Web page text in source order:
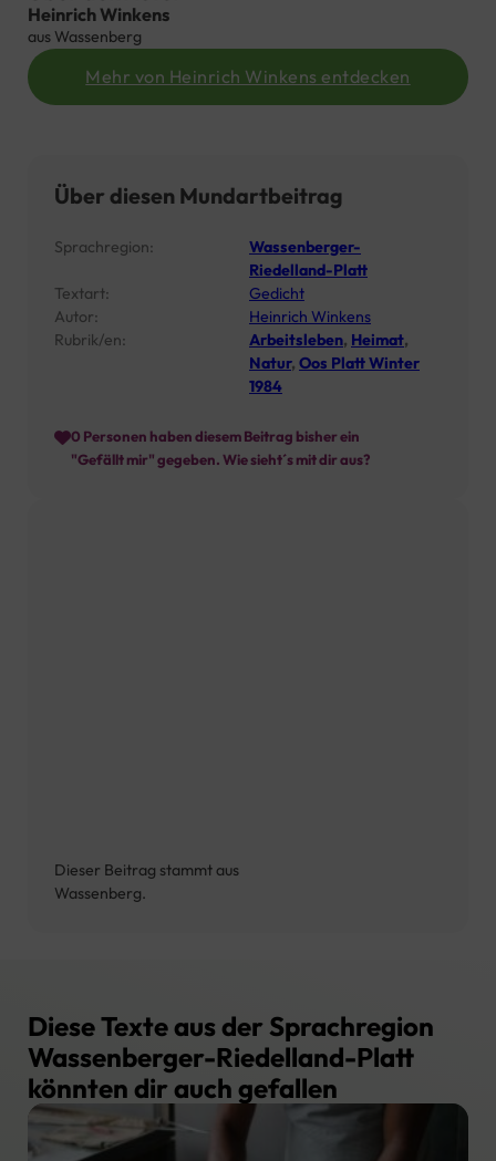
Heinrich Winkens
aus Wassenberg
Mehr von Heinrich Winkens entdecken
Über diesen Mundartbeitrag
Sprachregion:
Wassenberger-
Riedelland-Platt
Textart:
Gedicht
Autor:
Heinrich Winkens
Rubrik/en:
Arbeitsleben, Heimat,
Natur, Oos Platt Winter
1984
0 Personen haben diesem Beitrag bisher ein
"Gefällt mir" gegeben. Wie sieht´s mit dir aus?
Dieser Beitrag stammt aus
Wassenberg.
Diese Texte aus der Sprachregion
Wassenberger-Riedelland-Platt
könnten dir auch gefallen